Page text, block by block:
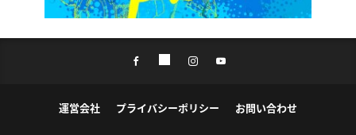
運営会社 プライバシーポリシー お問い合わせ